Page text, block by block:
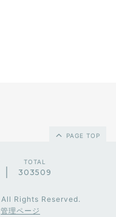
PAGE TOP
TOTAL
303509
All Rights Reserved.
管理ページ